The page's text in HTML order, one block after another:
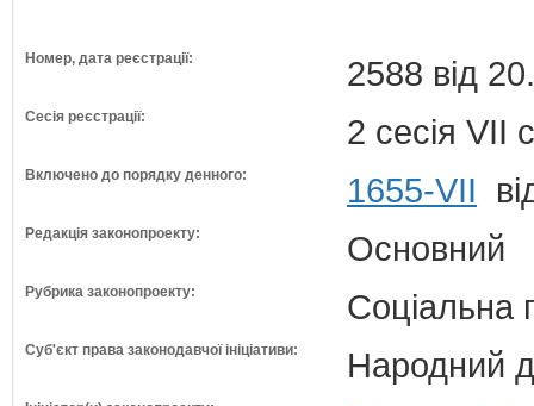
Номер, дата реєстрації: 2588 від
Сесія реєстрації: 2 сесія VII
Включено до порядку денного: 1655-VII
Редакція законопроекту: Основний
Рубрика законопроекту: Соціальна
Суб'єкт права законодавчої ініціативи: Народний